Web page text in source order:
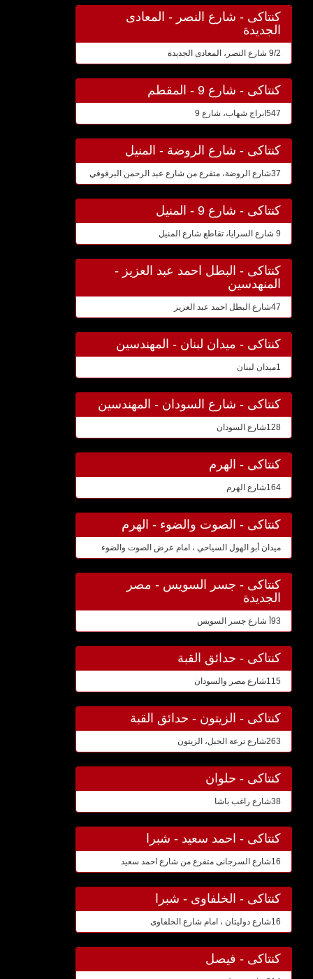
كنتاكى - شارع النصر - المعادى
الجديدة
9/2 شارع النصر، المعادى الجديدة
كنتاكى - شارع 9 - المقطم
547ابراج شهاب، شارع 9
كنتاكى - شارع الروضة - المنيل
37شارع الروضة، متفرع من شارع عبد الرحمن البرقوقي
كنتاكى - شارع 9 - المنيل
9 شارع السرايا، تقاطع شارع المنيل
كنتاكى - البطل احمد عبد العزيز -
المنهدسين
47شارع البطل احمد عبد العزيز
كنتاكى - ميدان لبنان - المهندسين
1ميدان لبنان
كنتاكى - شارع السودان - المهندسين
128شارع السودان
كنتاكى - الهرم
164شارع الهرم
كنتاكى - الصوت والضوء - الهرم
ميدان أبو الهول السياحي ، امام عرض الصوت والضوء
كنتاكى - جسر السويس - مصر
الجديدة
93أ شارع جسر السويس
كنتاكى - حدائق القبة
115شارع مصر والسودان
كنتاكى - الزيتون - حدائق القبة
263شارع ترعة الجبل، الزيتون
كنتاكى - حلوان
38شارع راغب باشا
كنتاكى - احمد سعيد - شبرا
16شارع السرجانى متفرع من شارع احمد سعيد
كنتاكى - الخلفاوى - شبرا
16شارع دوليتان ، امام شارع الخلفاوى
كنتاكى - فيصل